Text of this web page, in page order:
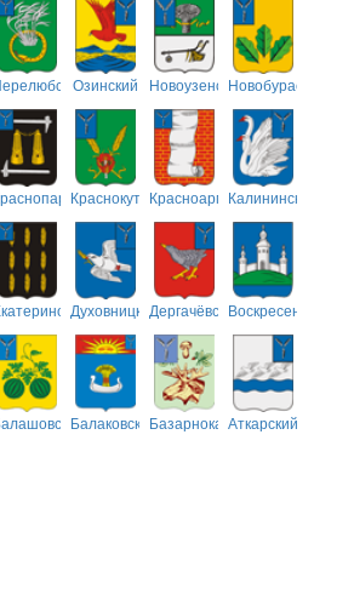
Озинский НовоузенскийНовобурасский
КраснокутскийКрасноармейский
Калининский
ДуховницкийДергачёвскийВоскресенский
БалаковскийБазарнокарабулакский
Аткарский